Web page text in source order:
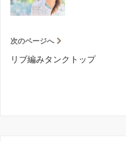
次のページへ
リブ編みタンクトップ